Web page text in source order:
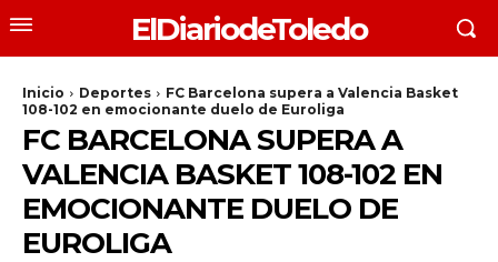
ElDiariodeToledo
Inicio Deportes
FC Barcelona supera a Valencia Basket
108-102 en emocionante duelo de Euroliga
FC BARCELONA SUPERA A
VALENCIA BASKET 108-102 EN
EMOCIONANTE DUELO DE
EUROLIGA